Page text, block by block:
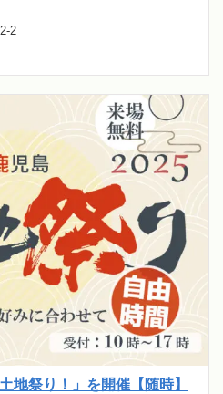
2
地祭り！」を開催【随時】